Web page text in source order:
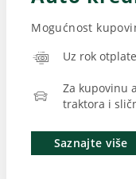
Mogućnost
Uz rok
Za kupovinu
traktora i
Saznajte više